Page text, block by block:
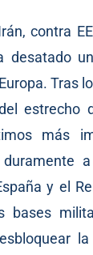
contra
desatado
Tras
estrecho
más
y el
bases